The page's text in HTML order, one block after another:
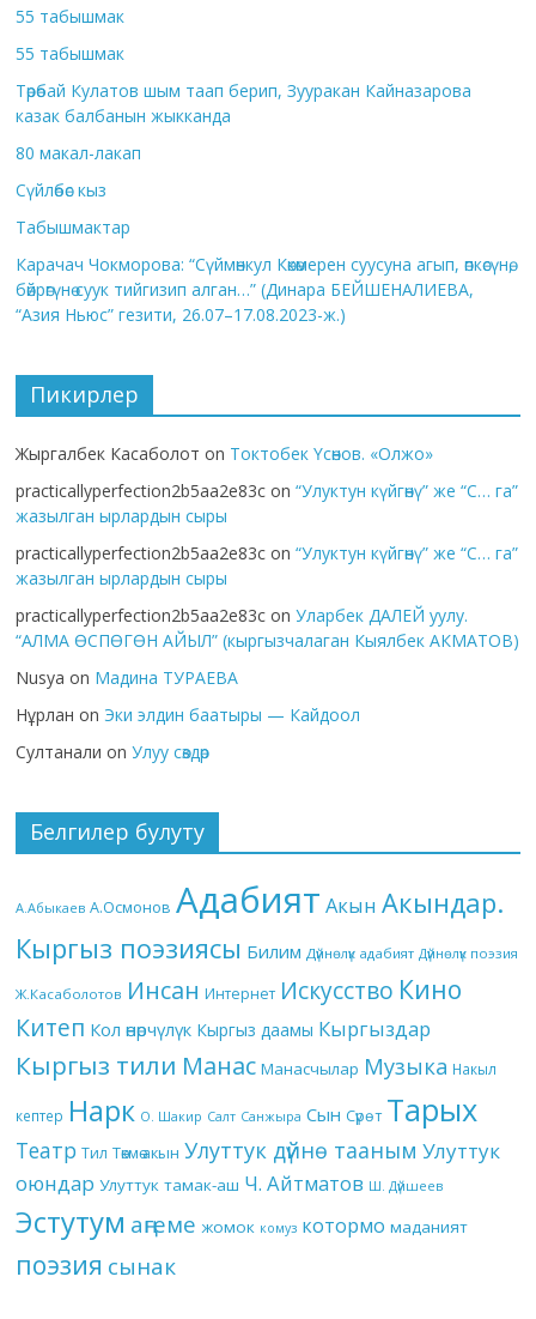
55 табышмак
55 табышмак
Төрөбай Кулатов шым таап берип, Зууракан Кайназарова
казак балбанын жыкканда
80 макал-лакап
Сүйлөбөс кыз
Табышмактар
Карачач Чокморова: “Сүймөнкул Көкөмерен суусуна агып, өпкөсүнө,
бөйрөгүнө суук тийгизип алган…” (Динара БЕЙШЕНАЛИЕВА,
“Азия Ньюс” гезити, 26.07–17.08.2023-ж.)
Пикирлер
Жыргалбек Касаболот on Токтобек Үсөнов. «Олжо»
practicallyperfection2b5aa2e83c on“Улуктун күйгөнү” же “С… га”
жазылган ырлардын сыры
practicallyperfection2b5aa2e83c on“Улуктун күйгөнү” же “С… га”
жазылган ырлардын сыры
practicallyperfection2b5aa2e83c onУларбек ДАЛЕЙ уулу.
“АЛМА ӨСПӨГӨН АЙЫЛ” (кыргызчалаган Кыялбек АКМАТОВ)
Nusya on Мадина ТУРАЕВА
Нұрлан on Эки элдин баатыры — Кайдоол
Султанали onУлуу сөздөр
Белгилер булуту
А.Абыкаев А.Осмонов Адабият Акын Акындар.
Кыргыз поэзиясы Билим Дүйнөлүк адабият Дүйнөлүк поэзия
Ж.Касаболотов Инсан Интернет Искусство Кино
Китеп Кол өнөрчүлүк Кыргыз даамы Кыргыздар
Кыргыз тили Манас Манасчылар Музыка Накыл
кептер Нарк О. Шакир Салт Санжыра Сын Сүрөт Тарых
Театр Тил Төкмө акын Улуттук дүйнө тааным Улуттук
оюндар Улуттук тамак-аш Ч. Айтматов Ш. Дүйшеев
Эстутум аңгеме жомок комуз котормо маданият
поэзия сынак